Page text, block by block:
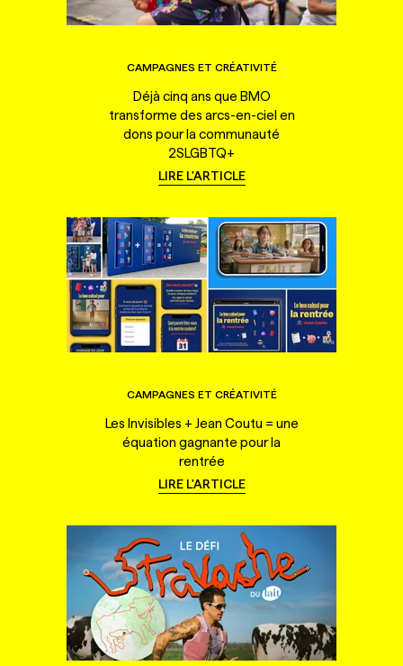
CAMPAGNES ET CRÉATIVITÉ
Déjà cinq ans que BMO
transforme des arcs-en-ciel en
dons pour la communauté
2SLGBTQ+
LIRE L'ARTICLE
CAMPAGNES ET CRÉATIVITÉ
Les Invisibles + Jean Coutu = une
équation gagnante pour la
rentrée
LIRE L'ARTICLE